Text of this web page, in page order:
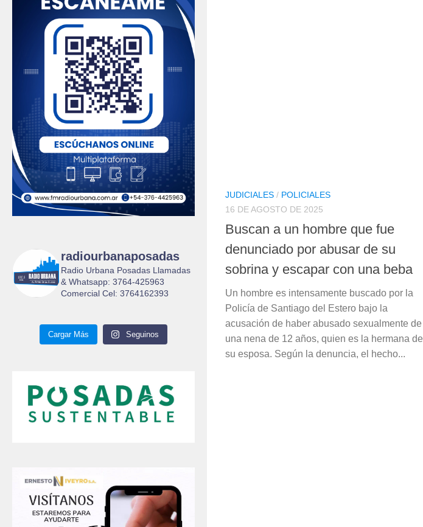
JUDICIALES / POLICIALES
16 DE AGOSTO DE 2025
Buscan a un hombre que fue
denunciado por abusar de su
sobrina y escapar con una beba
Un hombre es intensamente buscado por la
Policía de Santiago del Estero bajo la
acusación de haber abusado sexualmente de
una nena de 12 años, quien es la hermana de
su esposa. Según la denuncia, el hecho...
radiourbanaposadas
Radio Urbana Posadas Llamadas
& Whatsapp: 3764-425963
Comercial Cel: 3764162393
Cargar Más Seguinos